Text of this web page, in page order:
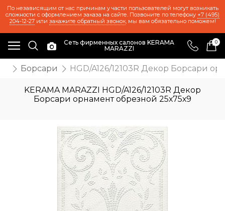
По независящим от нас причинам у части пользователей могут возникать
сложности с оформлением заказа на сайте. Позвоните по телефону +7 (495)
204-12-27или закажите обратный звонок, мы вам обязательно поможем!
Сеть фирменных салонов KERAMA
MARAZZI
0
Борсари HGD/A126/12103R Декор Борсари
KERAMA MARAZZI HGD/A126/12103R Декор
Борсари орнамент обрезной 25х75х9